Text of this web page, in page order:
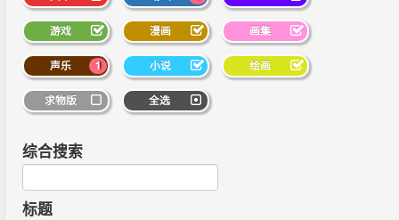
游戏 漫画 画集
1
声乐 小说 绘画
求物版 全选
综合搜索
标题